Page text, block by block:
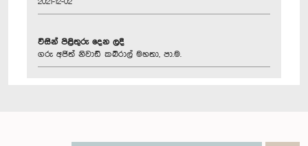
විසින් පිළිතුරු දෙන ලදී
ගරු අජිත් නිවාඩ් කබ්රාල් මහතා, පා.ම.